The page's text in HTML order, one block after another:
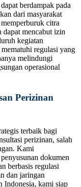
berdampak pada
dari masyarakat
citra
dapat mencabut izin
kegiatan
regulasi yang
melindungi
operasional
Perizinan
terbaik bagi
perizinan, salah
Kami
dokumen
berbasis regulasi
dan jaringan
Indonesia, kami siap